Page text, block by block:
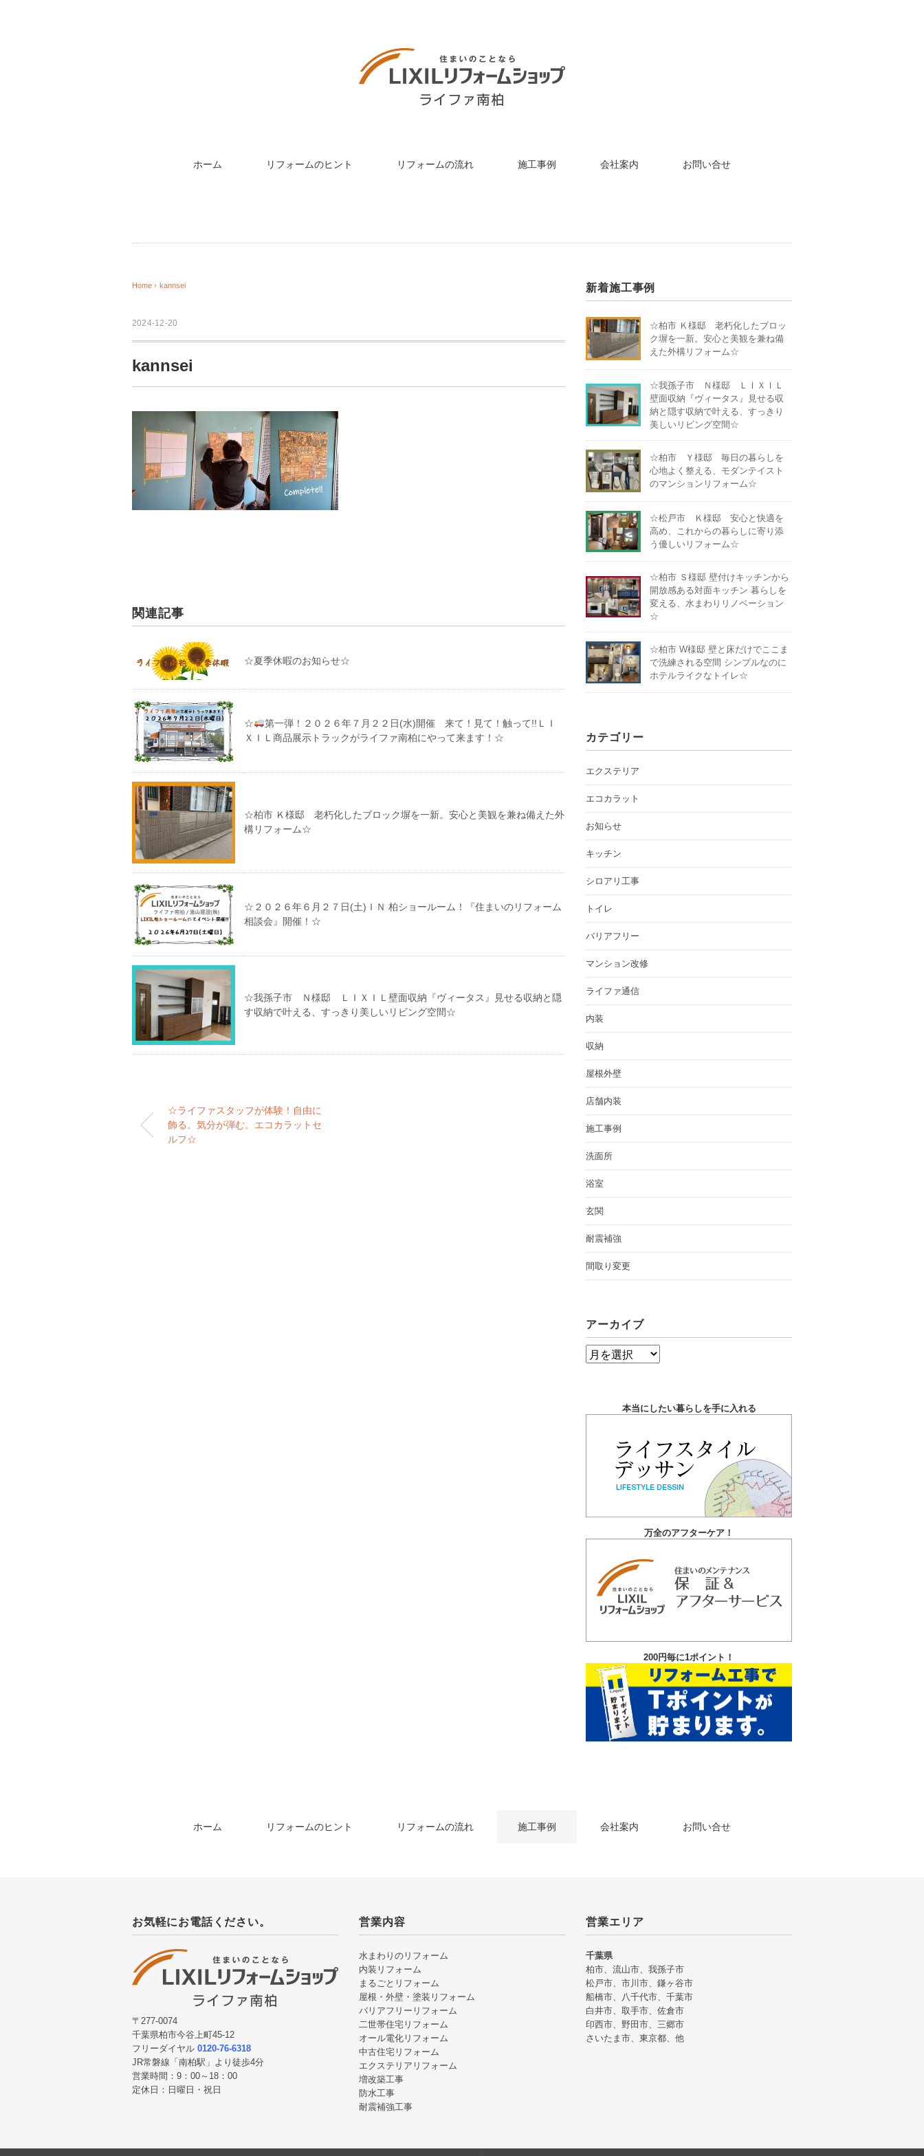
ホーム リフォームのヒント リフォームの流れ 施工事例 会社案内 お問い合せ
Home › kannsei
2024-12-20
kannsei
関連記事
☆夏季休暇のお知らせ☆
☆
第一弾！２０２６年７月２２日(水)開催 来て！見て！触って!!ＬＩ
ＸＩＬ商品展示トラックがライファ南柏にやって来ます！☆
☆柏市 Ｋ様邸 老朽化したブロック塀を一新。安心と美観を兼ね備えた外
構リフォーム☆
☆２０２６年６月２７日(土)ＩＮ 柏ショールーム！『住まいのリフォーム
相談会』開催！☆
☆我孫子市 Ｎ様邸 ＬＩＸＩＬ壁面収納『ヴィータス』見せる収納と隠
す収納で叶える、すっきり美しいリビング空間☆
☆ライファスタッフが体験！自由に
飾る。気分が弾む。エコカラットセ
ルフ☆
新着施工事例
☆柏市 Ｋ様邸 老朽化したブロッ
ク塀を一新。安心と美観を兼ね備
えた外構リフォーム☆
☆我孫子市 Ｎ様邸 ＬＩＸＩＬ
壁面収納『ヴィータス』見せる収
納と隠す収納で叶える、すっきり
美しいリビング空間☆
☆柏市 Ｙ様邸 毎日の暮らしを
心地よく整える、モダンテイスト
のマンションリフォーム☆
☆松戸市 Ｋ様邸 安心と快適を
高め、これからの暮らしに寄り添
う優しいリフォーム☆
☆柏市 Ｓ様邸 壁付けキッチンから
開放感ある対面キッチン 暮らしを
変える、水まわりリノベーション
☆
☆柏市 W様邸 壁と床だけでここま
で洗練される空間 シンプルなのに
ホテルライクなトイレ☆
カテゴリー
エクステリア
エコカラット
お知らせ
キッチン
シロアリ工事
トイレ
バリアフリー
マンション改修
ライファ通信
内装
収納
屋根外壁
店舗内装
施工事例
洗面所
浴室
玄関
耐震補強
間取り変更
アーカイブ
ア
イ
本当にしたい暮らしを手に入れる
万全のアフターケア！
200円毎に1ポイント！
ホーム リフォームのヒント リフォームの流れ 施工事例 会社案内 お問い合せ
お気軽にお電話ください。
〒277-0074
千葉県柏市今谷上町45-12
フリーダイヤル 0120-76-6318
JR常磐線「南柏駅」より徒歩4分
営業時間：9：00～18：00
定休日：日曜日・祝日
営業内容
水まわりのリフォーム
内装リフォーム
まるごとリフォーム
屋根・外壁・塗装リフォーム
バリアフリーリフォーム
二世帯住宅リフォーム
オール電化リフォーム
中古住宅リフォーム
エクステリアリフォーム
増改築工事
防水工事
耐震補強工事
営業エリア
千葉県
柏市、流山市、我孫子市
松戸市、市川市、鎌ヶ谷市
船橋市、八千代市、千葉市
白井市、取手市、佐倉市
印西市、野田市、三郷市
さいたま市、東京都、他